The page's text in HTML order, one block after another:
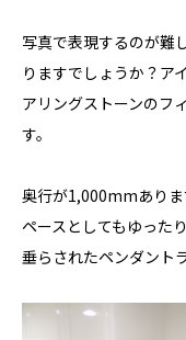
写真で表現するのが難
りますでしょうか？ア
アリングストーンのフ
す。
奥行が1,000mmありま
ペースとしてもゆった
垂らされたペンダント